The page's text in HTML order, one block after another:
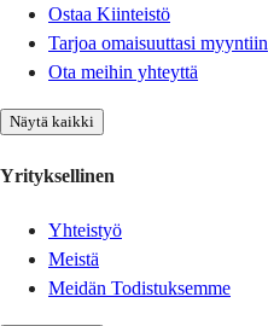
Ostaa Kiinteistö
Tarjoa omaisuuttasi myyntiin
Ota meihin yhteyttä
Näytä kaikki
Yrityksellinen
Yhteistyö
Meistä
Meidän Todistuksemme